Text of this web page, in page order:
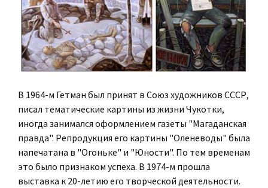
В 1964-м Гетман был принят в Союз художников СССР,
писал тематические картины из жизни Чукотки,
иногда занимался оформлением газеты "Магаданская
правда". Репродукция его картины "Оленеводы" была
напечатана в "Огоньке" и "Юности". По тем временам
это было признаком успеха. В 1974-м прошла
выставка к 20-летию его творческой деятельности.